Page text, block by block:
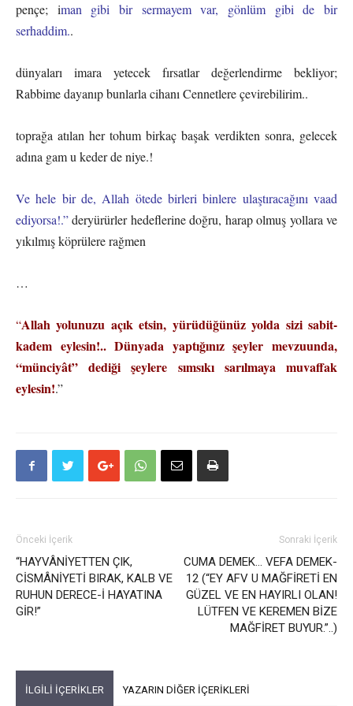
pençe; iman gibi bir sermayem var, gönlüm gibi de bir
serhaddim..
dünyaları imara yetecek fırsatlar değerlendirme bekliyor;
Rabbime dayanıp bunlarla cihanı Cennetlere çevirebilirim..
toprağa atılan her tohum birkaç başak verdikten sonra, gelecek
adına gam u keder de niye.!
Ve hele bir de, Allah ötede birleri binlere ulaştıracağını vaad
ediyorsa!.”deryürürler hedeflerine doğru, harap olmuş yollara ve
yıkılmış köprülere rağmen
…
“Allah yolunuzu açık etsin, yürüdüğünüz yolda sizi sabit-
kadem eylesin!.. Dünyada yaptığınız şeyler mevzuunda,
“münciyât” dediği şeylere sımsıkı sarılmaya muvaffak
eylesin!.”
Önceki İçerik
“HAYVÂNİYETTEN ÇIK,
CİSMÂNİYETİ BIRAK, KALB VE
RUHUN DERECE-İ HAYATINA
GİR!”
Sonraki İçerik
CUMA DEMEK… VEFA DEMEK-
12 (“EY AFV U MAĞFİRETİ EN
GÜZEL VE EN HAYIRLI OLAN!
LÜTFEN VE KEREMEN BİZE
MAĞFİRET BUYUR.”..)
İLGİLİ İÇERİKLER YAZARIN DİĞER İÇERİKLERİ